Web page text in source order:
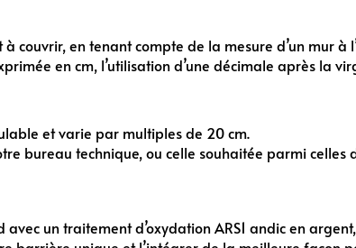
couvrir, en tenant compte de la mesure d’un mur
en cm, l’utilisation d’une décimale après la
et varie par multiples de 20 cm.
bureau technique, ou celle souhaitée parmi celles
avec un traitement d’oxydation ARS1 andic en